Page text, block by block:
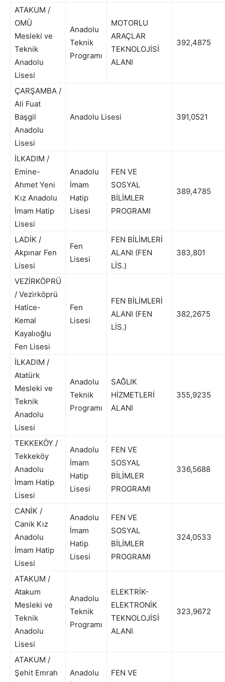
ATAKUM /
OMÜ
Mesleki ve
Teknik
Anadolu
Lisesi
Anadolu
Teknik
Programı
MOTORLU
ARAÇLAR
TEKNOLOJİSİ
ALANI
392,4875
ÇARŞAMBA /
Ali Fuat
Başgil
Anadolu
Lisesi
Anadolu Lisesi 391,0521
İLKADIM /
Emine-
Ahmet Yeni
Kız Anadolu
İmam Hatip
Lisesi
Anadolu
İmam
Hatip
Lisesi
FEN VE
SOSYAL
BİLİMLER
PROGRAMI
389,4785
LADİK /
Akpınar Fen
Lisesi
Fen
Lisesi
FEN BİLİMLERİ
ALANI (FEN
LİS.)
383,801
VEZİRKÖPRÜ
/ Vezirköprü
Hatice-
Kemal
Kayalıoğlu
Fen Lisesi
Fen
Lisesi
FEN BİLİMLERİ
ALANI (FEN
LİS.)
382,2675
İLKADIM /
Atatürk
Mesleki ve
Teknik
Anadolu
Lisesi
Anadolu
Teknik
Programı
SAĞLIK
HİZMETLERİ
ALANI
355,9235
TEKKEKÖY /
Tekkeköy
Anadolu
İmam Hatip
Lisesi
Anadolu
İmam
Hatip
Lisesi
FEN VE
SOSYAL
BİLİMLER
PROGRAMI
336,5688
CANİK /
Canik Kız
Anadolu
İmam Hatip
Lisesi
Anadolu
İmam
Hatip
Lisesi
FEN VE
SOSYAL
BİLİMLER
PROGRAMI
324,0533
ATAKUM /
Atakum
Mesleki ve
Teknik
Anadolu
Lisesi
Anadolu
Teknik
Programı
ELEKTRİK-
ELEKTRONİK
TEKNOLOJİSİ
ALANI
323,9672
ATAKUM /
Şehit Emrah
Anadolu
FEN VE